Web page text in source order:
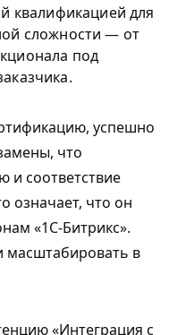
квалификацией для
сложности — от
под
успешно
что
и соответствие
означает, что он
«1С-Битрикс».
масштабировать в
«Интеграция с